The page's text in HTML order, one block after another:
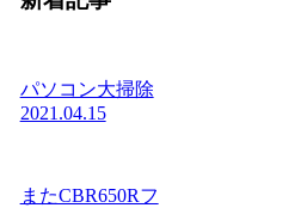
パソコン大掃除
2021.04.15
またCBR650Rフ